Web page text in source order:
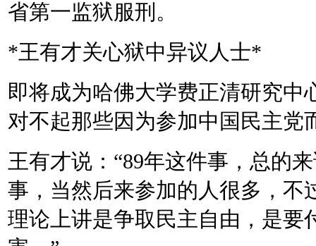
省第一监狱服刑。
*王有才关心狱中异议人士*
即将成为哈佛大学费正清研究中
对不起那些因为参加中国民主党
王有才说： “89年这件事，总的
事，当然后来参加的人很多，不
理论上讲是争取民主自由，是要